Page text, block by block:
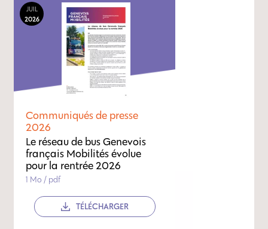
JUIL
2026
Communiqués de presse
2026
Le réseau de bus Genevois
français Mobilités évolue
pour la rentrée 2026
1 Mo / pdf
TÉLÉCHARGER